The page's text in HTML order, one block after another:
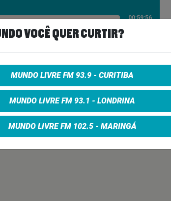
00:59:56
VOCÊ QUER CURTIR?
MUNDO LIVRE FM 93.9 - CURITIBA
MUNDO LIVRE FM 93.1 - LONDRINA
MUNDO LIVRE FM 102.5 - MARINGÁ